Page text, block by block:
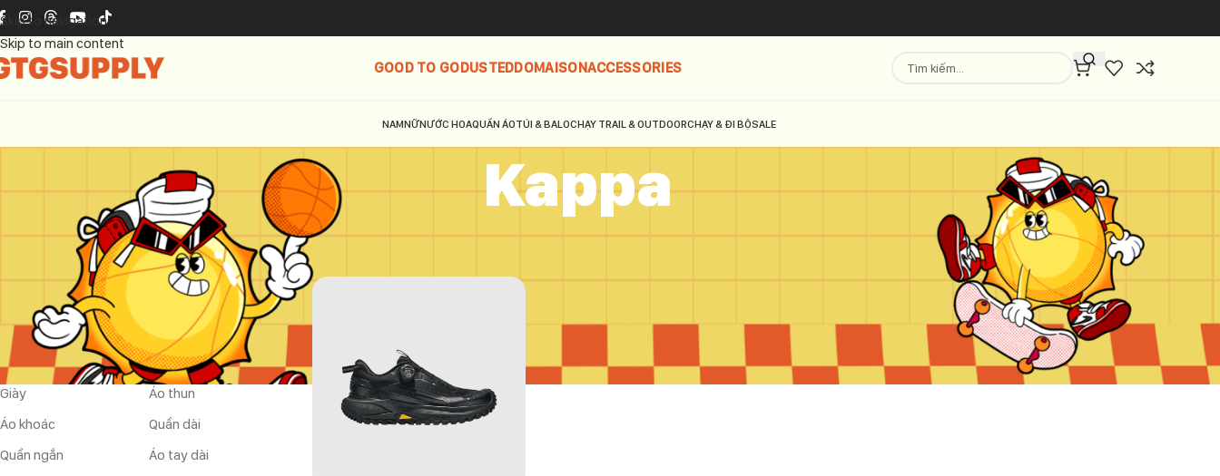
Skip to navigation
Skip to main content
GOOD TO GODUSTEDDOMAISONACCESSORIES
NAMNỮNƯỚC HOAQUẦN ÁOTÚI & BALOCHẠY TRAIL & OUTDOORCHẠY & ĐI BỘSALE
Kappa
THƯƠNG HIỆU
1
NHÓM SẢN PHẨM
Giày
Áo thun
Áo khoác
Quần dài
Quần ngắn
Áo tay dài
Trang chủ Kappa Hiển thị 9 12 18 24